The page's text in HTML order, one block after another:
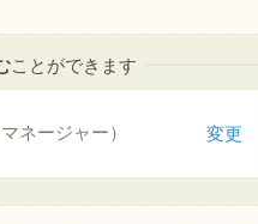
ことができます
ネージャー） 変更